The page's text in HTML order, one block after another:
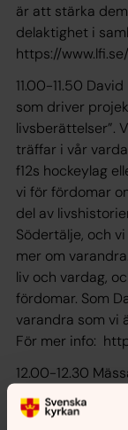
är att stärka
delaktighet i
https://www.lfi.se/
11.00-11.50
som driver
livsberättelser”.
träffar i vår
f12s hockeylag
vi för fördomar
del av
Södertälje, och
mer om
liv och vardag,
fördomar. Som
varandra som vi
För mer info:
12.00-12.30
12.45-13.30 Lunch